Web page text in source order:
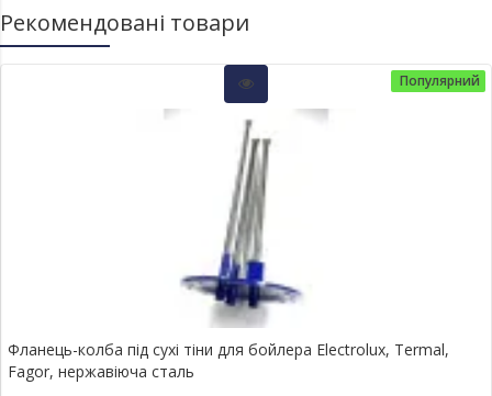
Рекомендовані товари
Популярний
Фланець-колба під сухі тіни для бойлера Electrolux, Termal,
Fagor, нержавіюча сталь